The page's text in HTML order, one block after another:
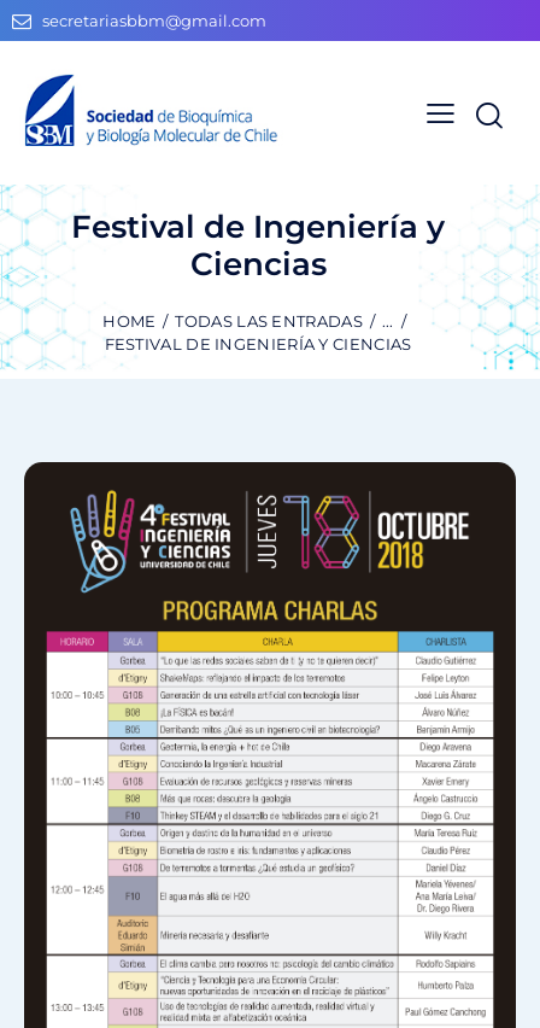
secretariasbbm@gmail.com
Festival de Ingeniería y
Ciencias
HOME TODAS LAS ENTRADAS
...
FESTIVAL DE INGENIERÍA Y CIENCIAS